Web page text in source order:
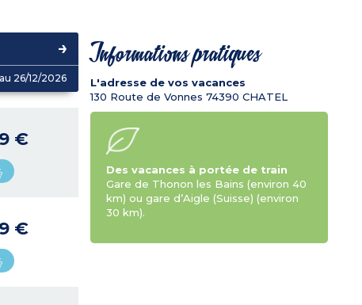
26/12/2026
€
€
Informations pratiques
L'adresse de vos vacances
130 Route de Vonnes 74390 CHATEL
Des vacances à portée de train
Gare de Thonon les Bains (environ 40
km) ou gare d’Aigle (Suisse) (environ
30 km).